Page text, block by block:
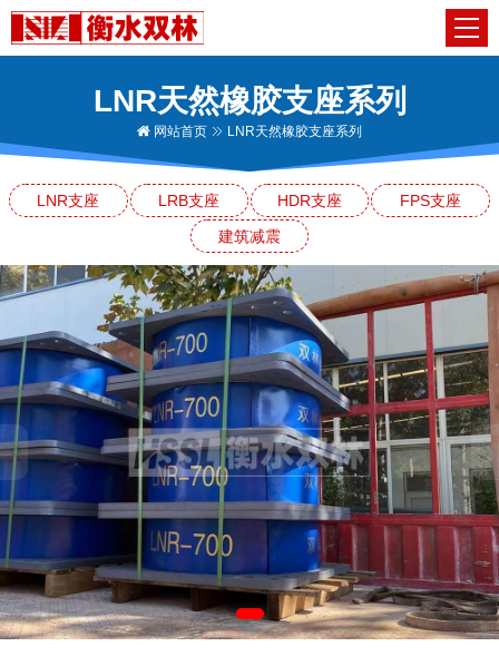
LNR天然橡胶支座系列
网站首页 LNR天然橡胶支座系列
LNR支座 LRB支座 HDR支座
FPS支座
建筑减震